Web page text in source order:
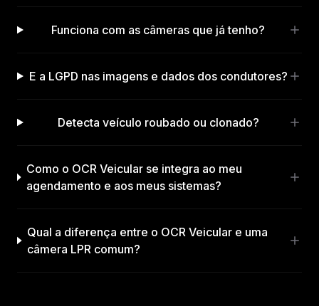
Funciona com as câmeras que já tenho?
E a LGPD nas imagens e dados dos condutores?
Detecta veículo roubado ou clonado?
Como o OCR Veicular se integra ao meu
agendamento e aos meus sistemas?
Qual a diferença entre o OCR Veicular e uma
câmera LPR comum?